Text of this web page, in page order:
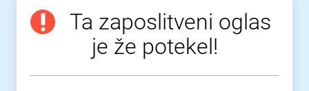
Ta zaposlitveni oglas
je že potekel!